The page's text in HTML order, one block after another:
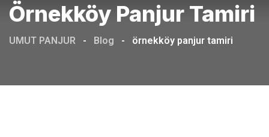
Örnekköy Panjur Tamiri
UMUT PANJUR - Blog - örnekköy panjur tamiri